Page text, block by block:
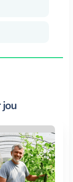
jou